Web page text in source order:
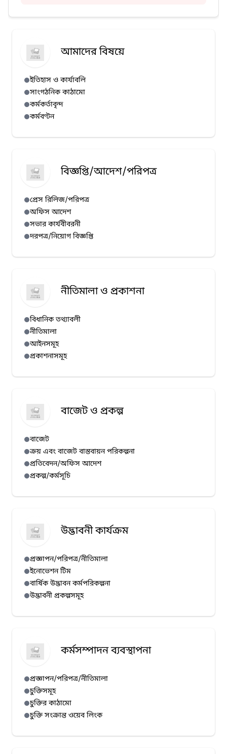
আমাদের বিষয়ে
ইতিহাস ও কার্যাবলি
সাংগঠনিক কাঠামো
কর্মকর্তাবৃন্দ
কর্মবণ্টন
বিজ্ঞপ্তি/আদেশ/পরিপত্র
প্রেস রিলিজ/পরিপত্র
অফিস আদেশ
সভার কার্যবীবরনী
দরপত্র/নিয়োগ বিজ্ঞপ্তি
নীতিমালা ও প্রকাশনা
বিধানিক তথ্যাবলী
নীতিমালা
আইনসমূহ
প্রকাশনাসমূহ
বাজেট ও প্রকল্প
বাজেট
ক্রয় এবং বাজেট বাস্তবায়ন পরিকল্পনা
প্রতিবেদন/অফিস আদেশ
প্রকল্প/কর্মসূচি
উদ্ভাবনী কার্যক্রম
প্রজ্ঞাপন/পরিপত্র/নীতিমালা
ইনোভেশন টিম
বার্ষিক উদ্ভাবন কর্মপরিকল্পনা
উদ্ভাবনী প্রকল্পসমূহ
কর্মসম্পাদন ব্যবস্থাপনা
প্রজ্ঞাপন/পরিপত্র/নীতিমালা
চুক্তিসমূহ
চুক্তির কাঠামো
চুক্তি সংক্রান্ত ওয়েব লিংক